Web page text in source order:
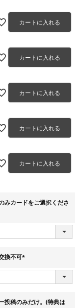
カートに入れる
カートに入れる
カートに入れる
カートに入れる
カートに入れる
みカードをご選択くださ
換不可
須
投稿のみだけ。(特典は